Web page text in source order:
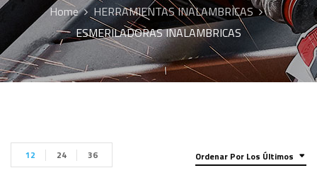
Home
HERRAMIENTAS INALAMBRICAS
ESMERILADORAS INALAMBRICAS
Ordenar Por Los Últimos
12 24 36